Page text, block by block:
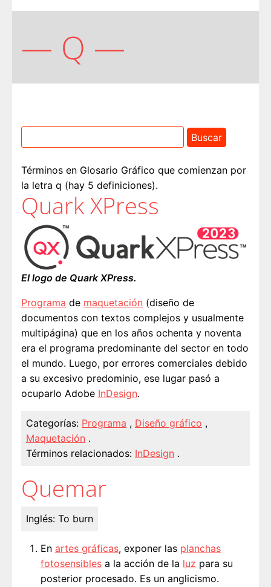
— Q —
Términos en Glosario Gráfico que comienzan por
la letra q (hay 5 definiciones).
Quark XPress
El logo de Quark XPress.
Programa de maquetación (diseño de
documentos con textos complejos y usualmente
multipágina) que en los años ochenta y noventa
era el programa predominante del sector en todo
el mundo. Luego, por errores comerciales debido
a su excesivo predominio, ese lugar pasó a
ocuparlo Adobe InDesign.
Categorías: Programa , Diseño gráfico ,
Maquetación .
Términos relacionados: InDesign .
Quemar
Inglés: To burn
En artes gráficas, exponer las planchas
fotosensibles a la acción de la luz para su
posterior procesado. Es un anglicismo.